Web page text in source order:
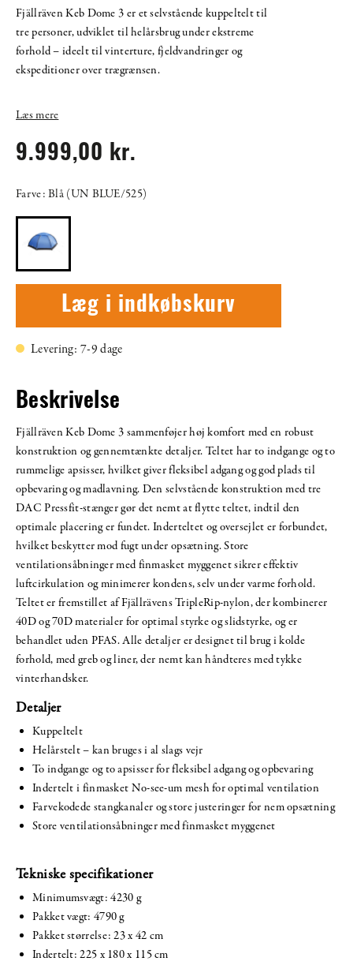
Fjällräven Keb Dome 3 er et selvstående kuppeltelt til
tre personer, udviklet til helårsbrug under ekstreme
forhold – ideelt til vinterture, fjeldvandringer og
ekspeditioner over trægrænsen.
Læs mere
9.999,00 kr.
Farve: Blå (UN BLUE/525)
Læg i indkøbskurv
Levering: 7-9 dage
Beskrivelse
Fjällräven Keb Dome 3 sammenføjer høj komfort med en robust
konstruktion og gennemtænkte detaljer. Teltet har to indgange og to
rummelige apsisser, hvilket giver fleksibel adgang og god plads til
opbevaring og madlavning. Den selvstående konstruktion med tre
DAC Pressfit-stænger gør det nemt at flytte teltet, indtil den
optimale placering er fundet. Inderteltet og oversejlet er forbundet,
hvilket beskytter mod fugt under opsætning. Store
ventilationsåbninger med finmasket myggenet sikrer effektiv
luftcirkulation og minimerer kondens, selv under varme forhold.
Teltet er fremstillet af Fjällrävens TripleRip-nylon, der kombinerer
40D og 70D materialer for optimal styrke og slidstyrke, og er
behandlet uden PFAS. Alle detaljer er designet til brug i kolde
forhold, med greb og liner, der nemt kan håndteres med tykke
vinterhandsker.
Detaljer
Kuppeltelt
Helårstelt – kan bruges i al slags vejr
To indgange og to apsisser for fleksibel adgang og opbevaring
Indertelt i finmasket No-see-um mesh for optimal ventilation
Farvekodede stangkanaler og store justeringer for nem opsætning
Store ventilationsåbninger med finmasket myggenet
Tekniske specifikationer
Minimumsvægt: 4230 g
Pakket vægt: 4790 g
Pakket størrelse: 23 x 42 cm
Indertelt: 225 x 180 x 115 cm